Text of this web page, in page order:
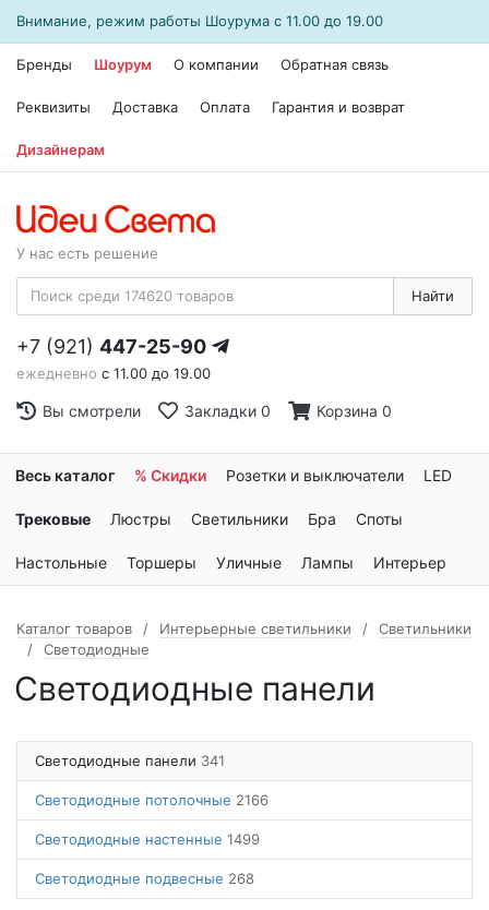
Внимание, режим работы Шоурума с 11.00 до 19.00
Бренды Шоурум О компании Обратная связь
Реквизиты Доставка Оплата Гарантия и возврат
Дизайнерам
У нас есть решение
Найти
+7 (921) 447-25-90
ежедневно с 11.00 до 19.00
Вы смотрели Закладки 0 Корзина 0
Весь каталог % Скидки Розетки и выключатели LED
Трековые Люстры Светильники Бра Споты
Настольные Торшеры Уличные Лампы Интерьер
Каталог товаров Интерьерные светильники
Светильники
Светодиодные
Светодиодные панели
Светодиодные панели 341
Светодиодные потолочные 2166
Светодиодные настенные 1499
Светодиодные подвесные 268